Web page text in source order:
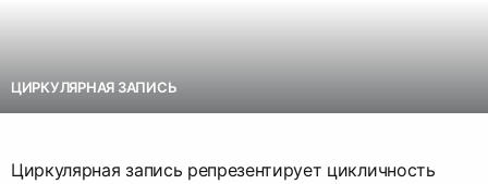
ЦИРКУЛЯРНАЯ ЗАПИСЬ
Циркулярная запись репрезентирует цикличность